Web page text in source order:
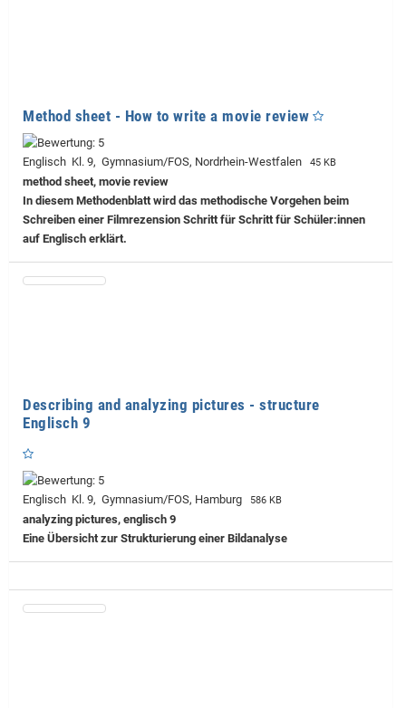
Method sheet - How to write a movie review
Englisch Kl. 9, Gymnasium/FOS, Nordrhein-Westfalen 45 KB
method sheet, movie review
In diesem Methodenblatt wird das methodische Vorgehen beim
Schreiben einer Filmrezension Schritt für Schritt für Schüler:innen
auf Englisch erklärt.
Describing and analyzing pictures - structure
Englisch 9
Englisch Kl. 9, Gymnasium/FOS, Hamburg 586 KB
analyzing pictures, englisch 9
Eine Übersicht zur Strukturierung einer Bildanalyse